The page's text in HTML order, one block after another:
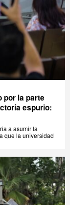
por la parte
espurio:
a asumir la
que la universidad